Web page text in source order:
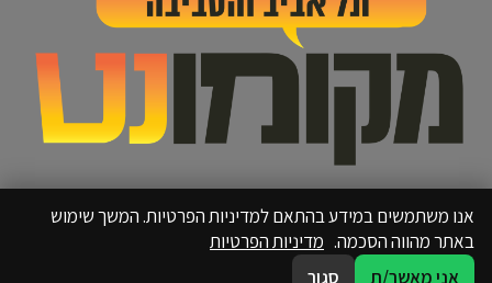
אנו משתמשים במידע בהתאם למדיניות הפרטיות. המשך שימוש
באתר מהווה הסכמה. מדיניות הפרטיות
אני מאשר/ת
סגור